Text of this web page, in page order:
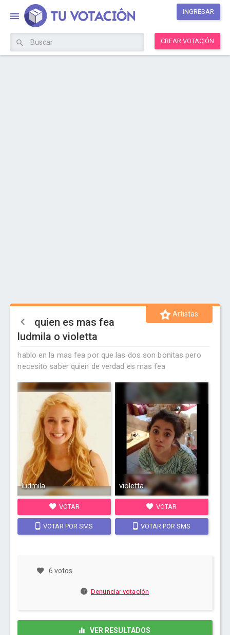
INGRESAR
CREAR VOTACIÓN
Artistas
quien es mas fea
ludmila o violetta
hablo en la mas fea por que las dos son bonitas pero
necesito saber quien de verdad es mas fea
ludmila
VOTAR
VOTAR POR SMS
violetta
VOTAR
VOTAR POR SMS
6 votos
Denunciar votación
VER RESULTADOS